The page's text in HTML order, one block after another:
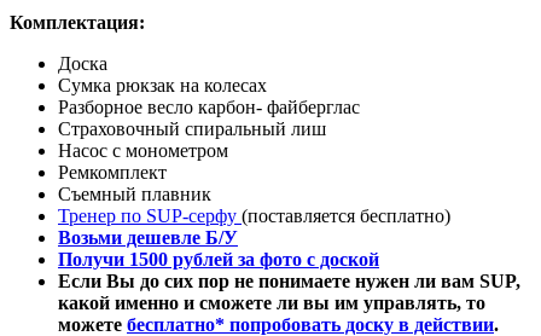
Комплектация:
Доска
Сумка рюкзак на колесах
Разборное весло карбон- файберглас
Страховочный спиральный лиш
Насос с монометром
Ремкомплект
Съемный плавник
Тренер по SUP-серфу (поставляется бесплатно)
Возьми дешевле Б/У
Получи 1500 рублей за фото с доской
Если Вы до сих пор не понимаете нужен ли вам SUP,
какой именно и сможете ли вы им управлять, то
можете бесплатно* попробовать доску в действии.